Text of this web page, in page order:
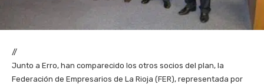
//
Junto a Erro, han comparecido los otros socios del plan, la
Federación de Empresarios de La Rioja (FER), representada por